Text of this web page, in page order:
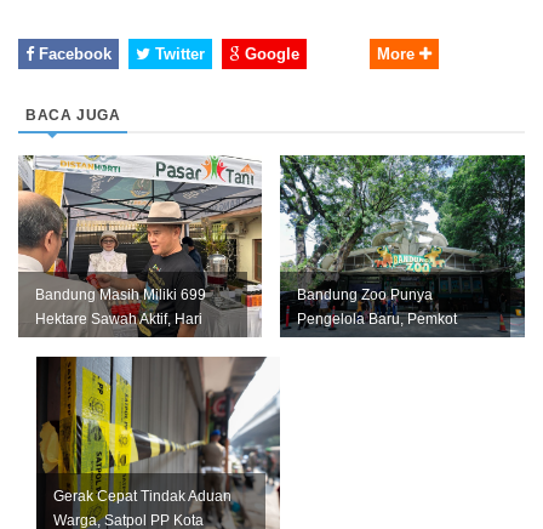
Facebook Twitter Google More
BACA JUGA
Bandung Masih Miliki 699
Hektare Sawah Aktif, Hari
Momentum...
Bandung Zoo Punya
Pengelola Baru, Pemkot
Gerak Cepat Tindak Aduan
Warga, Satpol PP Kota